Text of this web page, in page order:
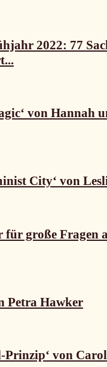
2022: 77
von Hannah
City‘ von
für große Fragen
Petra Hawker
Prinzip‘ von